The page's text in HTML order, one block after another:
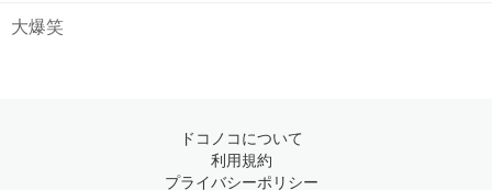
大爆笑
ドコノコについて
利用規約
プライバシーポリシー